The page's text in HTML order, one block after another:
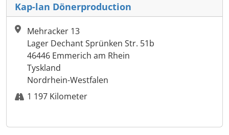
Kap-lan Dönerproduction
Mehracker 13
Lager Dechant Sprünken Str. 51b
46446 Emmerich am Rhein
Tyskland
Nordrhein-Westfalen
1 197 Kilometer